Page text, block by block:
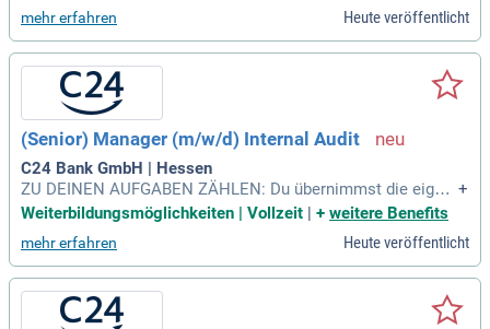
mehr erfahren Heute veröffentlicht
(Senior) Manager (m/w/d) Internal Audit
C24 Bank GmbH | Hessen
ZU DEINEN AUFGABEN ZÄHLEN: Du übernimmst die eigen
verantwortliche Vorbereitung, Steuerung und Durchführung v
on Prüfungshandlungen in allen Bereichen der Bank, einschli
eßlich der umfassenden Dokumentation und der Erstellung
aussagekräftiger Revisionsberichte
+
Weiterbildungsmöglichkeiten | Vollzeit | + weitere Benefits
mehr erfahren Heute veröffentlicht